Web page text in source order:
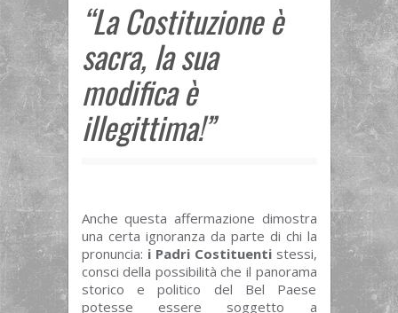
“La Costituzione è
sacra, la sua
modifica è
illegittima!”
Anche questa affermazione dimostra
una certa ignoranza da parte di chi la
pronuncia: i Padri Costituentistessi,
consci della possibilità che il panorama
storico e politico del Bel Paese
potesse essere soggetto a